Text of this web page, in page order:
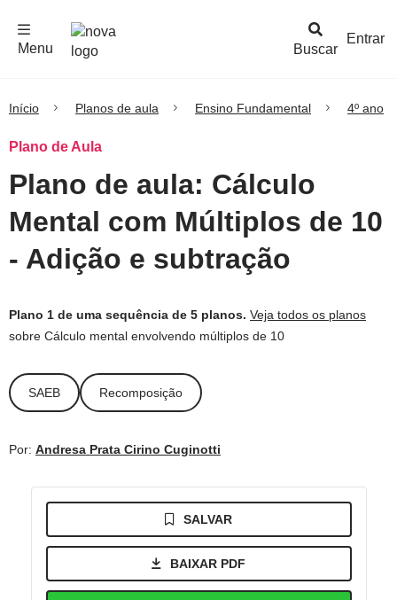
Buscar
Menu
Entrar
Início Planos de aula Ensino Fundamental 4º ano
Plano de Aula
Plano de aula: Cálculo
Mental com Múltiplos de 10
- Adição e subtração
Plano 1 de uma sequência de 5 planos. Veja todos os planos
sobre Cálculo mental envolvendo múltiplos de 10
SAEB Recomposição
Por: Andresa Prata Cirino Cuginotti
SALVAR
BAIXAR PDF